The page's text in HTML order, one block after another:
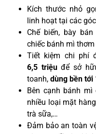
Kích thước nhỏ
linh hoạt tại các
Chế biến, bày
chiếc bánh mì
Tiết kiệm chi phí
6,5 triệuđể sở
toanh, dùng bền tới
Bên cạnh bánh
nhiều loại mặt
trà sữa,…
Đảm bảo an toàn